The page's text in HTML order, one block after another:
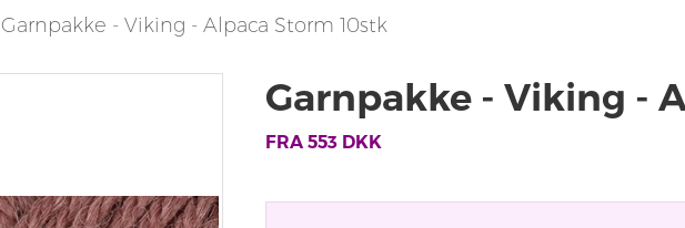
Garnpakke - Viking - Alpaca Storm 10stk
Garnpakke - Viking -
FRA 553 DKK